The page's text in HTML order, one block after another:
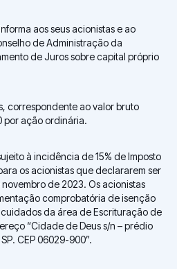
aos seus acionistas e ao
de Administração da
de Juros sobre capital próprio
correspondente ao valor bruto
por ação ordinária.
à incidência de 15% de Imposto
os acionistas que declararem ser
de 2023. Os acionistas
comprobatória de isenção
da área de Escrituração de
“Cidade de Deus s/n – prédio
CEP 06029-900”.